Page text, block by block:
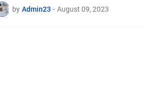
by Admin23 - August 09, 2023